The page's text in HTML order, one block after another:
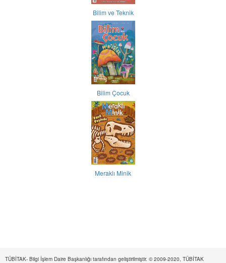
Bilim ve Teknik
Bilim Çocuk
Meraklı Minik
TÜBİTAK- Bilgi İşlem Daire Başkanlığı tarafından geliştirilmiştir. © 2009-2020, TÜBİTAK